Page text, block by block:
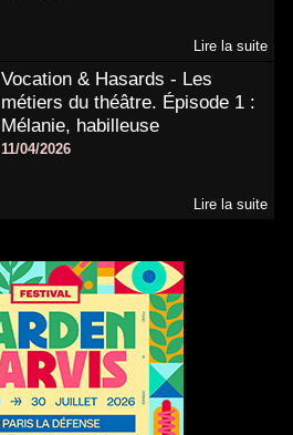
Lire la suite
Vocation & Hasards - Les
métiers du théâtre. Épisode 1 :
Mélanie, habilleuse
11/04/2026
Lire la suite